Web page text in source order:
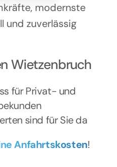
modernste
und zuverlässig
Wietzenbruch
für Privat- und
sind für Sie da
Anfahrtskosten!